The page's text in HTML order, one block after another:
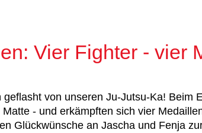
Vier Fighter - vier
von unseren Ju-Jutsu-Ka! Beim
- und erkämpften sich vier
Glückwünsche an Jascha und Fenja